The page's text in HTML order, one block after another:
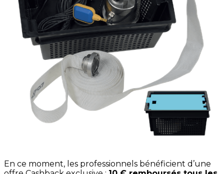
En ce moment, les professionnels bénéficient d’une